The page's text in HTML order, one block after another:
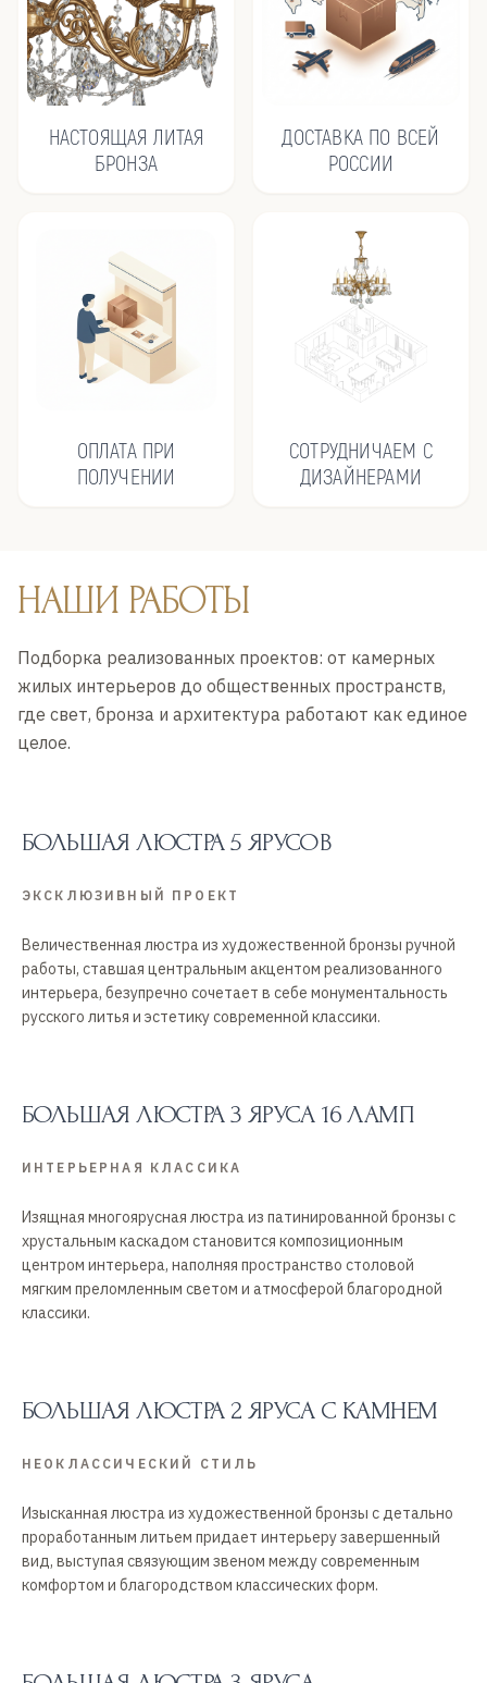
НАСТОЯЩАЯ ЛИТАЯ
БРОНЗА
ДОСТАВКА ПО ВСЕЙ
РОССИИ
ОПЛАТА ПРИ
ПОЛУЧЕНИИ
СОТРУДНИЧАЕМ С
ДИЗАЙНЕРАМИ
НАШИ РАБОТЫ
Подборка реализованных проектов: от камерных
жилых интерьеров до общественных пространств,
где свет, бронза и архитектура работают как единое
целое.
БОЛЬШАЯ ЛЮСТРА 5 ЯРУСОВ
ЭКСКЛЮЗИВНЫЙ ПРОЕКТ
Величественная люстра из художественной бронзы ручной
работы, ставшая центральным акцентом реализованного
интерьера, безупречно сочетает в себе монументальность
русского литья и эстетику современной классики.
БОЛЬШАЯ ЛЮСТРА 3 ЯРУСА 16 ЛАМП
ИНТЕРЬЕРНАЯ КЛАССИКА
Изящная многоярусная люстра из патинированной бронзы с
хрустальным каскадом становится композиционным
центром интерьера, наполняя пространство столовой
мягким преломленным светом и атмосферой благородной
классики.
БОЛЬШАЯ ЛЮСТРА 2 ЯРУСА С КАМНЕМ
НЕОКЛАССИЧЕСКИЙ СТИЛЬ
Изысканная люстра из художественной бронзы с детально
проработанным литьем придает интерьеру завершенный
вид, выступая связующим звеном между современным
комфортом и благородством классических форм.